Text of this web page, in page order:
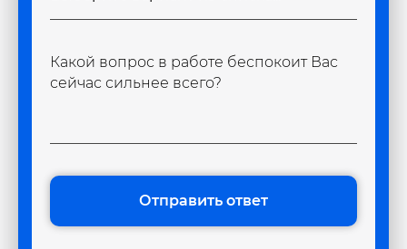
Какой вопрос в работе беспокоит Вас
сейчас сильнее всего?
Отправить ответ